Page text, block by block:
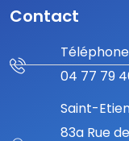
Contact
04 77 79
Saint-
83a Rue